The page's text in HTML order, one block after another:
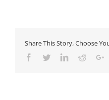
Share This Story, Choose
Facebook
TwitterLinkedIn
Reddit